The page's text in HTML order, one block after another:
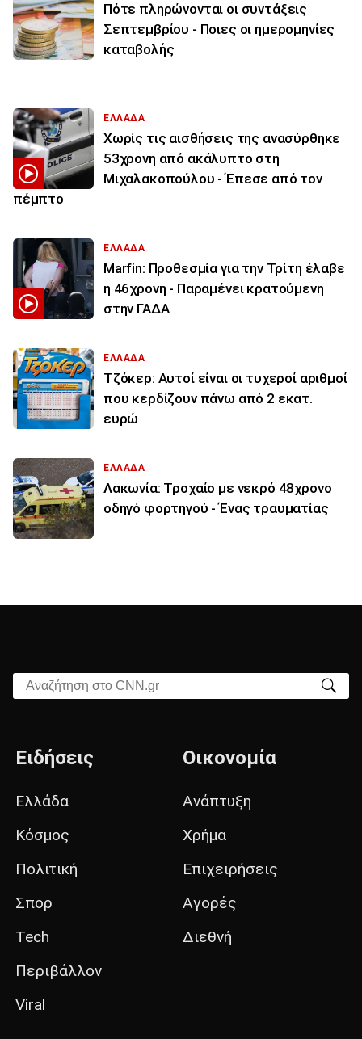
Πότε πληρώνονται οι συντάξεις
Σεπτεμβρίου - Ποιες οι ημερομηνίες
καταβολής
ΕΛΛΑΔΑ
Χωρίς τις αισθήσεις της ανασύρθηκε
53χρονη από ακάλυπτο στη
Μιχαλακοπούλου - Έπεσε από τον
πέμπτο
ΕΛΛΑΔΑ
Marfin: Προθεσμία για την Τρίτη έλαβε
η 46χρονη - Παραμένει κρατούμενη
στην ΓΑΔΑ
ΕΛΛΑΔΑ
Τζόκερ: Αυτοί είναι οι τυχεροί αριθμοί
που κερδίζουν πάνω από 2 εκατ.
ευρώ
ΕΛΛΑΔΑ
Λακωνία: Τροχαίο με νεκρό 48χρονο
οδηγό φορτηγού - Ένας τραυματίας
Αναζήτηση στο CNN.gr
Ειδήσεις
Ελλάδα
Κόσμος
Πολιτική
Σπορ
Tech
Περιβάλλον
Viral
Οικονομία
Ανάπτυξη
Χρήμα
Επιχειρήσεις
Αγορές
Διεθνή